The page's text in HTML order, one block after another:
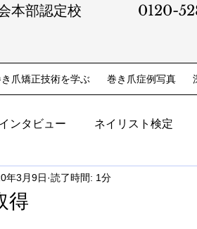
本部認定校
0120-
爪矯正技術を学ぶ 巻き爪症例写真
インタビュー ネイリスト検定
得
年3月9日 読了時間: 1分